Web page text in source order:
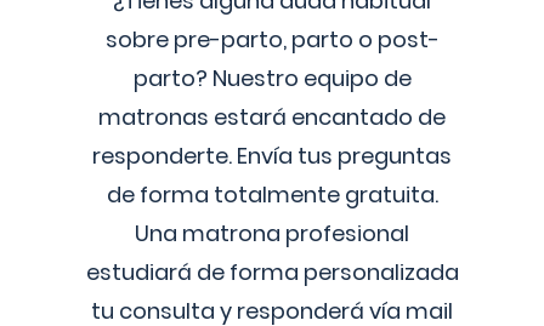
sobre pre-parto, parto o post-
parto? Nuestro equipo de
matronas estará encantado de
responderte. Envía tus preguntas
de forma totalmente gratuita.
Una matrona profesional
estudiará de forma personalizada
tu consulta y responderá vía mail